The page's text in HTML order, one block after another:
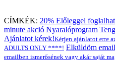
CÍMKÉK: 20% Előleggel
minute akció Nyaralóprogram
Ajánlatot kérek!Kérjen ajánlatot erre
ADULTS ONLY ****! Elküldöm
emailben ismerősének vagy akár saját